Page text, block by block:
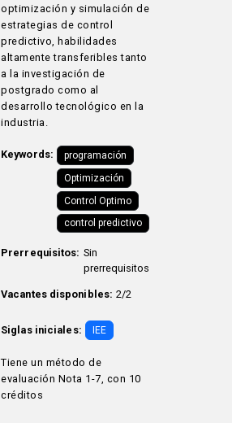
optimización y simulación de
estrategias de control
predictivo, habilidades
altamente transferibles tanto
a la investigación de
postgrado como al
desarrollo tecnológico en la
industria.
Keywords:
programación
Optimización
Control Optimo
control predictivo
Prerrequisitos: Sin
prerrequisitos
Vacantes disponibles: 2/2
Siglas iniciales: IEE
Tiene un método de
evaluación Nota 1-7, con 10
créditos